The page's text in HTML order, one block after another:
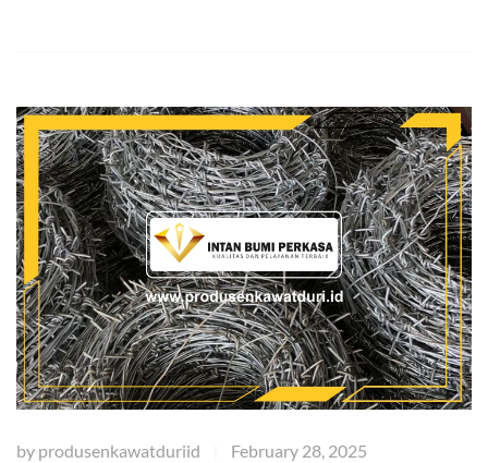
by produsenkawatduriid February 28, 2025